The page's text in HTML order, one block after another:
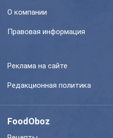
О компании
Правовая информация
Реклама на сайте
Редакционная политика
FoodOboz